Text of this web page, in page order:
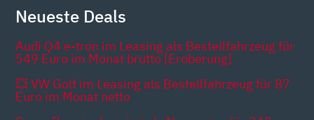
Neueste Deals
Audi Q4 e-tron im Leasing als Bestellfahrzeug für
549 Euro im Monat brutto [Eroberung]
💥 VW Golf im Leasing als Bestellfahrzeug für 87
Euro im Monat netto